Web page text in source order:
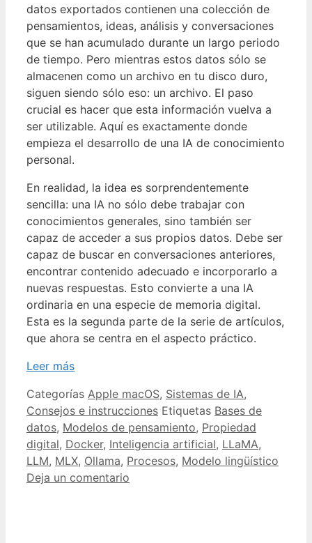
datos exportados contienen una colección de
pensamientos, ideas, análisis y conversaciones
que se han acumulado durante un largo periodo
de tiempo. Pero mientras estos datos sólo se
almacenen como un archivo en tu disco duro,
siguen siendo sólo eso: un archivo. El paso
crucial es hacer que esta información vuelva a
ser utilizable. Aquí es exactamente donde
empieza el desarrollo de una IA de conocimiento
personal.
En realidad, la idea es sorprendentemente
sencilla: una IA no sólo debe trabajar con
conocimientos generales, sino también ser
capaz de acceder a sus propios datos. Debe ser
capaz de buscar en conversaciones anteriores,
encontrar contenido adecuado e incorporarlo a
nuevas respuestas. Esto convierte a una IA
ordinaria en una especie de memoria digital.
Esta es la segunda parte de la serie de artículos,
que ahora se centra en el aspecto práctico.
Leer más
Categorías Apple macOS, Sistemas de IA,
Consejos e instrucciones Etiquetas Bases de
datos, Modelos de pensamiento, Propiedad
digital, Docker, Inteligencia artificial, LLaMA,
LLM, MLX, Ollama, Procesos, Modelo lingüístico
Deja un comentario